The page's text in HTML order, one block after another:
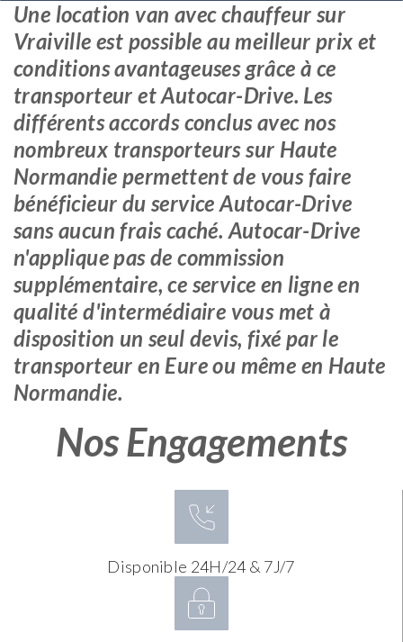
Une location van avec chauffeur sur
Vraiville est possible au meilleur prix et
conditions avantageuses grâce à ce
transporteur et Autocar-Drive. Les
différents accords conclus avec nos
nombreux transporteurs sur Haute
Normandie permettent de vous faire
bénéficieur du service Autocar-Drive
sans aucun frais caché. Autocar-Drive
n'applique pas de commission
supplémentaire, ce service en ligne en
qualité d'intermédiaire vous met à
disposition un seul devis, fixé par le
transporteur en Eure ou même en Haute
Normandie.
Nos Engagements
Disponible 24H/24 & 7J/7